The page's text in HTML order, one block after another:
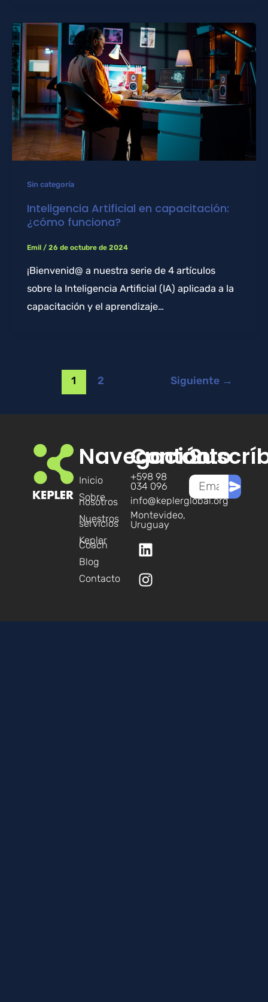
Sin categoría
Inteligencia Artificial en capacitación:
¿cómo funciona?
Emil / 26 de octubre de 2024
¡Bienvenid@ a nuestra serie de 4 artículos
sobre la Inteligencia Artificial (IA) aplicada a la
capacitación y el aprendizaje…
1 2 Siguiente →
Navegación
Inicio
Sobre
nosotros
Nuestros
servicios
Kepler
Coach
Blog
Contacto
Contacto
+598 98
034 096
info@keplerglobal.org
Montevideo,
Uruguay
L
i
n
k
I
n
s
t
Email Enviar